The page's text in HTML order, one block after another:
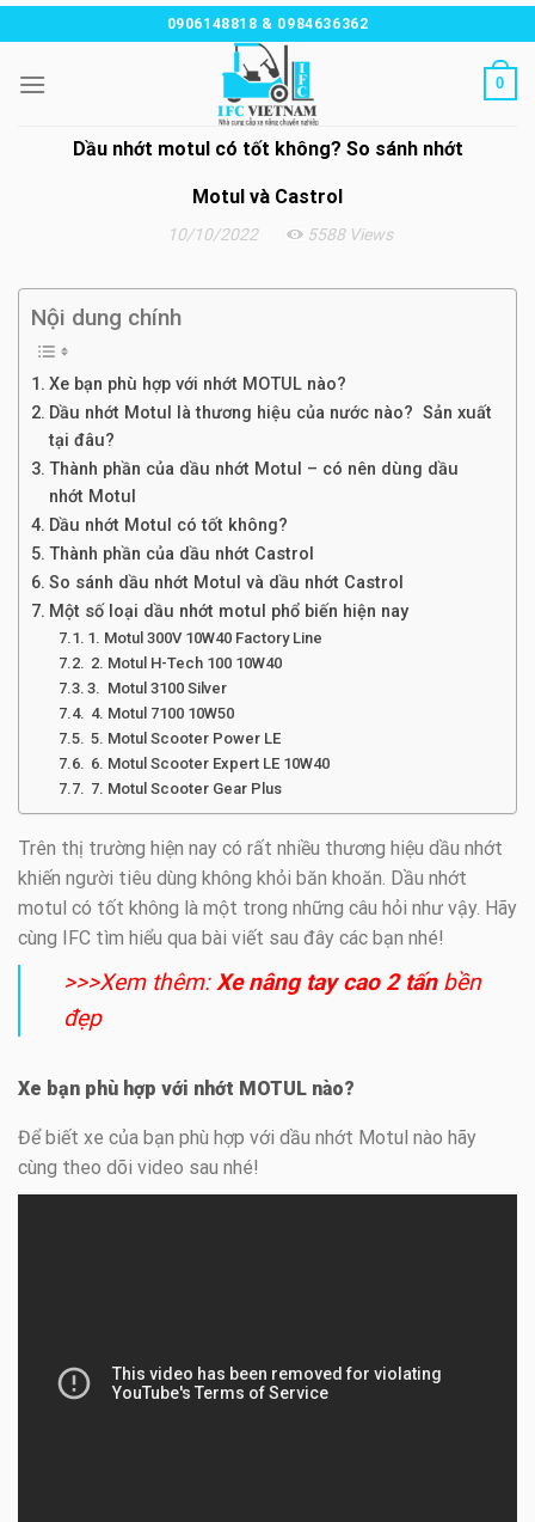
Chuyển
đến
nội
0906148818 & 0984636362
0
10/10/2022 5588 Views
Dầu nhớt motul có tốt không? So sánh nhớt
Motul và Castrol
Nội dung chính
Xe bạn phù hợp với nhớt MOTUL nào?
Dầu nhớt Motul là thương hiệu của nước nào? Sản xuất
tại đâu?
Thành phần của dầu nhớt Motul – có nên dùng dầu
nhớt Motul
Dầu nhớt Motul có tốt không?
Thành phần của dầu nhớt Castrol
So sánh dầu nhớt Motul và dầu nhớt Castrol
Một số loại dầu nhớt motul phổ biến hiện nay
1. Motul 300V 10W40 Factory Line
2. Motul H-Tech 100 10W40
3. Motul 3100 Silver
4. Motul 7100 10W50
5. Motul Scooter Power LE
6. Motul Scooter Expert LE 10W40
7. Motul Scooter Gear Plus
Trên thị trường hiện nay có rất nhiều thương hiệu dầu nhớt
khiến người tiêu dùng không khỏi băn khoăn. Dầu nhớt
motul có tốt không là một trong những câu hỏi như vậy. Hãy
cùng IFC tìm hiểu qua bài viết sau đây các bạn nhé!
>>>Xem thêm:Xe nâng tay cao 2 tấnbền
đẹp
Xe bạn phù hợp với nhớt MOTUL nào?
Để biết xe của bạn phù hợp với dầu nhớt Motul nào hãy
cùng theo dõi video sau nhé!